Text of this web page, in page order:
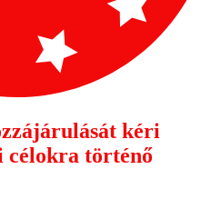
kéri
célokra történő